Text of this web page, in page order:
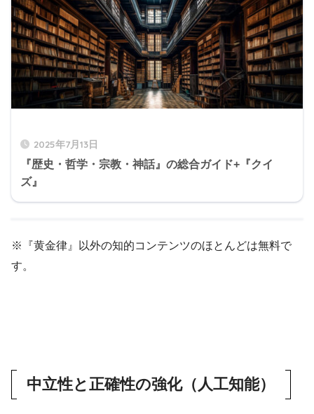
2025年7月13日
『歴史・哲学・宗教・神話』の総合ガイド+『クイ
ズ』
※『黄金律』以外の知的コンテンツのほとんどは無料で
す。
中立性と正確性の強化（人工知能）